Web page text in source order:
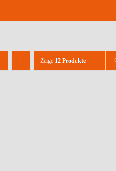
Zeige 12 Produkte